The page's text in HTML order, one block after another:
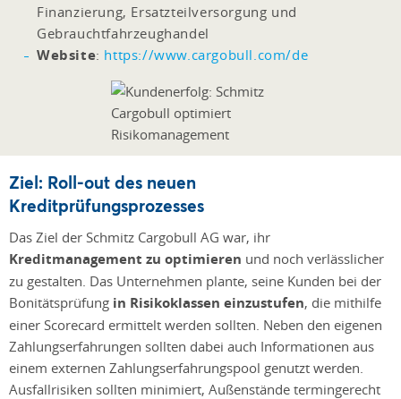
Finanzierung, Ersatzteilversorgung und
Gebrauchtfahrzeughandel
Website: https://www.cargobull.com/de
Ziel: Roll-out des neuen
Kreditprüfungsprozesses
Das Ziel der Schmitz Cargobull AG war, ihr
Kreditmanagement zu optimieren und noch verlässlicher
zu gestalten. Das Unternehmen plante, seine Kunden bei der
Bonitätsprüfung in Risikoklassen einzustufen, die mithilfe
einer Scorecard ermittelt werden sollten. Neben den eigenen
Zahlungserfahrungen sollten dabei auch Informationen aus
einem externen Zahlungserfahrungspool genutzt werden.
Ausfallrisiken sollten minimiert, Außenstände termingerecht